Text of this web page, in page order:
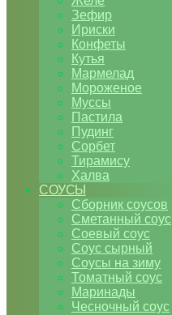
Зефир
Ириски
Конфеты
Кутья
Мармелад
Мороженое
Муссы
Пастила
Пудинг
Сорбет
Тирамису
Халва
СОУСЫ
Сборник соусов
Сметанный соус
Соевый соус
Соус сырный
Соусы на зиму
Томатный соус
Маринады
Чесночный соус